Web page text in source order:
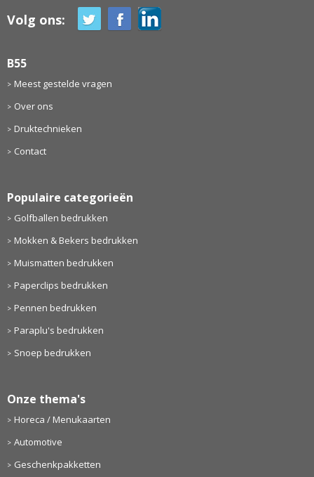
Volg ons:
B55
Meest gestelde vragen
Over ons
Druktechnieken
Contact
Populaire categorieën
Golfballen bedrukken
Mokken & Bekers bedrukken
Muismatten bedrukken
Paperclips bedrukken
Pennen bedrukken
Paraplu's bedrukken
Snoep bedrukken
Onze thema's
Horeca / Menukaarten
Automotive
Geschenkpakketten